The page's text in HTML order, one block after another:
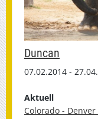
Duncan
07.02.2014 -
Aktuell
Colorado -